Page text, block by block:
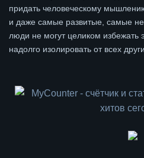
придать человеческому
и даже самые развитые, самые
люди не могут целиком избежать
надолго изолировать от всех